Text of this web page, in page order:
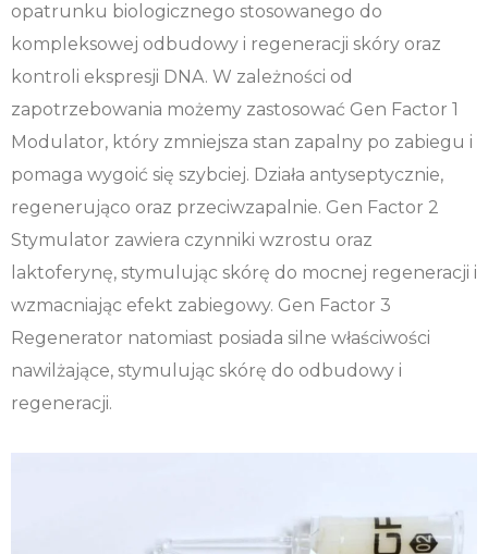
opatrunku biologicznego stosowanego do
kompleksowej odbudowy i regeneracji skóry oraz
kontroli ekspresji DNA. W zależności od
zapotrzebowania możemy zastosować Gen Factor 1
Modulator, który zmniejsza stan zapalny po zabiegu i
pomaga wygoić się szybciej. Działa antyseptycznie,
regenerująco oraz przeciwzapalnie. Gen Factor 2
Stymulator zawiera czynniki wzrostu oraz
laktoferynę, stymulując skórę do mocnej regeneracji i
wzmacniając efekt zabiegowy. Gen Factor 3
Regenerator natomiast posiada silne właściwości
nawilżające, stymulując skórę do odbudowy i
regeneracji.